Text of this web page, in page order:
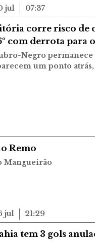
jul 07:37
corre risco de
com derrota para
Negro permanece
um ponto
Remo
Mangueirão
jul 21:29
tem 3 gols